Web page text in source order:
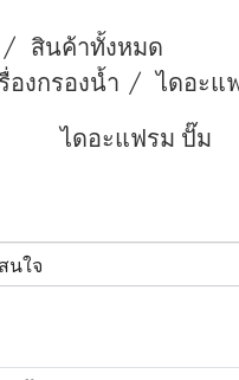
สินค้าทั้งหมด
องกรองนํ้า
ไดอะแ
ไดอะแฟรม ปั๊ม